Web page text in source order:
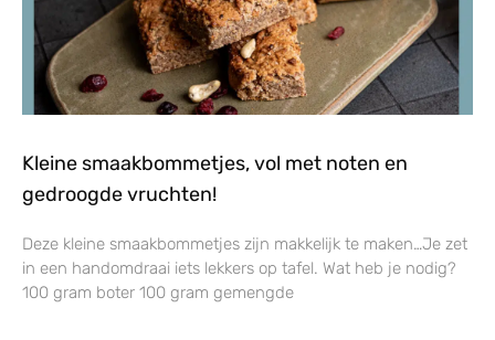
Kleine smaakbommetjes, vol met noten en
gedroogde vruchten!
Deze kleine smaakbommetjes zijn makkelijk te maken…Je zet
in een handomdraai iets lekkers op tafel. Wat heb je nodig?
100 gram boter 100 gram gemengde